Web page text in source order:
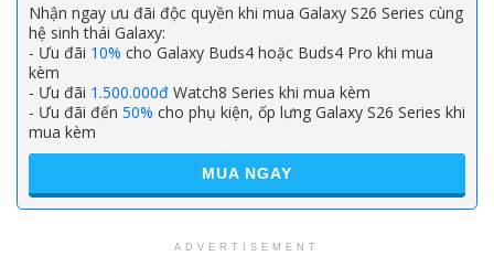
Nhận ngay ưu đãi độc quyền khi mua Galaxy S26 Series cùng
hệ sinh thái Galaxy:
- Ưu đãi 10% cho Galaxy Buds4 hoặc Buds4 Pro khi mua
kèm
- Ưu đãi 1.500.000đ Watch8 Series khi mua kèm
- Ưu đãi đến 50% cho phụ kiện, ốp lưng Galaxy S26 Series khi
mua kèm
MUA NGAY
ADVERTISEMENT